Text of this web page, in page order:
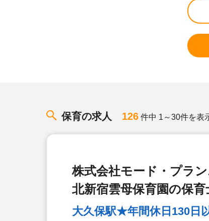
保育の求人 126 件中 1～30件を表
株式会社モード・プラ
北新宿雲母保育園の保育
大久保駅★年間休日130